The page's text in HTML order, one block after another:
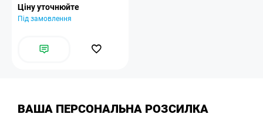
Ціну уточнюйте
Під замовлення
ВАША ПЕРСОНАЛЬНА РОЗСИЛКА